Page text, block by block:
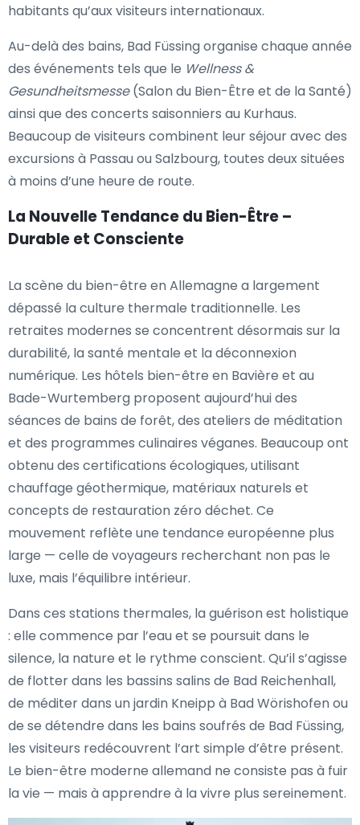
habitants qu’aux visiteurs internationaux.
Au-delà des bains, Bad Füssing organise chaque année
des événements tels que le Wellness &
Gesundheitsmesse(Salon du Bien-Être et de la Santé)
ainsi que des concerts saisonniers au Kurhaus.
Beaucoup de visiteurs combinent leur séjour avec des
excursions à Passau ou Salzbourg, toutes deux situées
à moins d’une heure de route.
La Nouvelle Tendance du Bien-Être –
Durable et Consciente
La scène du bien-être en Allemagne a largement
dépassé la culture thermale traditionnelle. Les
retraites modernes se concentrent désormais sur la
durabilité, la santé mentale et la déconnexion
numérique. Les hôtels bien-être en Bavière et au
Bade-Wurtemberg proposent aujourd’hui des
séances de bains de forêt, des ateliers de méditation
et des programmes culinaires véganes. Beaucoup ont
obtenu des certifications écologiques, utilisant
chauffage géothermique, matériaux naturels et
concepts de restauration zéro déchet. Ce
mouvement reflète une tendance européenne plus
large — celle de voyageurs recherchant non pas le
luxe, mais l’équilibre intérieur.
Dans ces stations thermales, la guérison est holistique
: elle commence par l’eau et se poursuit dans le
silence, la nature et le rythme conscient. Qu’il s’agisse
de flotter dans les bassins salins de Bad Reichenhall,
de méditer dans un jardin Kneipp à Bad Wörishofen ou
de se détendre dans les bains soufrés de Bad Füssing,
les visiteurs redécouvrent l’art simple d’être présent.
Le bien-être moderne allemand ne consiste pas à fuir
la vie — mais à apprendre à la vivre plus sereinement.